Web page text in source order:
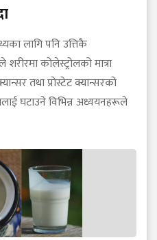
लागि पनि उत्तिकै
कोलेस्ट्रोलको मात्रा
तथा प्रोस्टेट क्यान्सरको
घटाउने विभिन्न अध्ययनहरूले